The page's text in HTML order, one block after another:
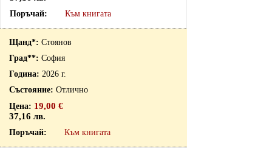
Към книгата
Стоянов
София
2026 г.
Отлично
19,00 €
37,16 лв.
Към книгата